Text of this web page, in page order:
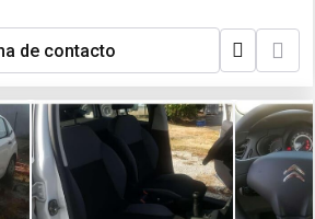
de contacto